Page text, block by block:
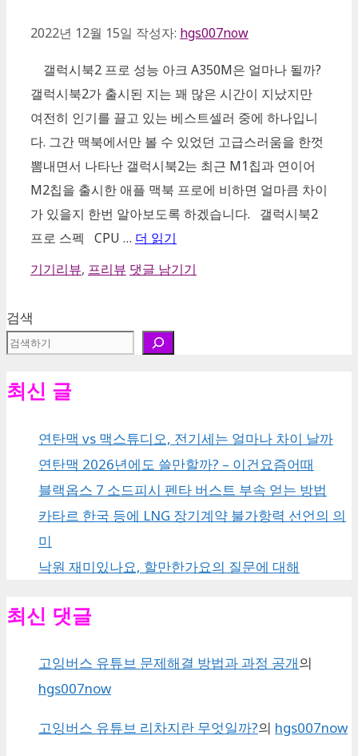
2022년 12월 15일 작성자: hgs007now
갤럭시북2 프로 성능 아크 A350M은 얼마나 될까?
갤럭시북2가 출시된 지는 꽤 많은 시간이 지났지만
여전히 인기를 끌고 있는 베스트셀러 중에 하나입니
다. 그간 맥북에서만 볼 수 있었던 고급스러움을 한껏
뽐내면서 나타난 갤럭시북2는 최근 M1칩과 연이어
M2칩을 출시한 애플 맥북 프로에 비하면 얼마큼 차이
가 있을지 한번 알아보도록 하겠습니다. 갤럭시북2
프로 스펙 CPU … 더 읽기
카
고
리
기기리뷰, 프리뷰 댓글 남기기
검색
최신 글
연탄맥 vs 맥스튜디오, 전기세는 얼마나 차이 날까
연탄맥 2026년에도 쓸만할까? – 이건요즘어때
블랙옵스 7 소드피시 펜타 버스트 부속 얻는 방법
카타르 한국 등에 LNG 장기계약 불가항력 선언의 의
미
낙원 재미있나요, 할만한가요의 질문에 대해
최신 댓글
고잉버스 유튜브 문제해결 방법과 과정 공개의
hgs007now
고잉버스 유튜브 리차지란 무엇일까?의 hgs007now